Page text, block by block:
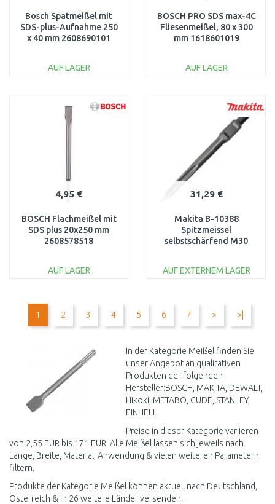
Bosch Spatmeißel mit
SDS-plus-Aufnahme 250
x 40 mm 2608690101
AUF LAGER
Vergleichen
BOSCH PRO SDS max-4C
Fliesenmeißel, 80 x 300
mm 1618601019
AUF LAGER
Vergleichen
4,95 €
BOSCH Flachmeißel mit
SDS plus 20x250 mm
2608578518
AUF LAGER
31,29 €
Makita B-10388
Spitzmeissel
selbstschärfend M30
AUF EXTERNEM LAGER
1 2 3 4 5 6 7 > >|
In der Kategorie Meißel finden Sie
unser Angebot an qualitativen
Produkten der folgenden
Hersteller:BOSCH, MAKITA, DEWALT,
Hikoki, METABO, GÜDE, STANLEY,
EINHELL.
Preise in dieser Kategorie variieren
von 2,55 EUR bis 171 EUR. Alle Meißel lassen sich jeweils nach
Länge, Breite, Material, Anwendung & vielen weiteren Parametern
filtern.
Produkte der Kategorie Meißel können aktuell nach Deutschland,
Österreich & in 26 weitere Länder versenden.